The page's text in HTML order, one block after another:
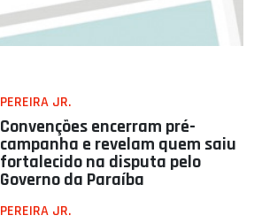
PEREIRA JR.
Convenções encerram pré-
campanha e revelam quem saiu
fortalecido na disputa pelo
Governo da Paraíba
PEREIRA JR.